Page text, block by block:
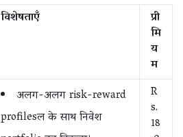
विशेषताएँ प्री
मि
य
म
अलग-अलग risk-reward
profilesल के साथ निवेश
R
s.
18